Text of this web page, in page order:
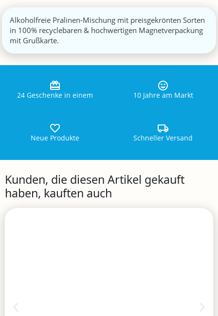
Alkoholfreie Pralinen-Mischung mit preisgekrönten Sorten
in 100% recyclebaren & hochwertigen Magnetverpackung
mit Grußkarte.
24 Geschenke in einem 10 Jahre am Markt
Neue Produkte Schneller Versand
Kunden, die diesen Artikel gekauft
haben, kauften auch